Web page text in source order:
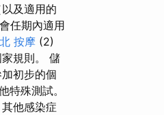
及適用的
任期內適用
按摩 (2)
規則。 儲
初步的個
特殊測試。
他感染症